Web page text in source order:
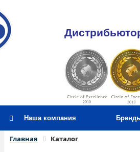
Наша компания
Главная Каталог